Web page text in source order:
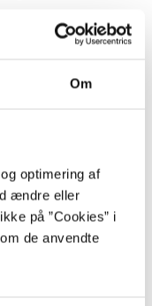
Om
optimering af
ændre eller
på ”Cookies” i
de anvendte